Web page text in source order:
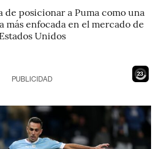
de posicionar a Puma como una
más enfocada en el mercado de
Estados Unidos
21
PUBLICIDAD